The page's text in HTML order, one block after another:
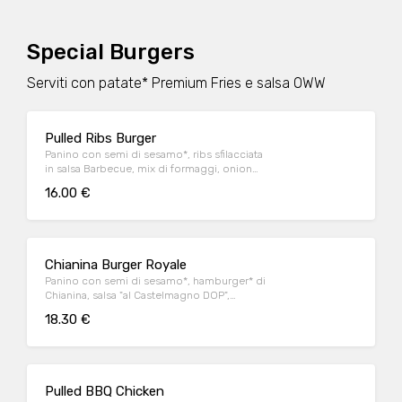
Special Burgers
Serviti con patate* Premium Fries e salsa OWW
Pulled Ribs Burger
Panino con semi di sesamo*, ribs sfilacciata
in salsa Barbecue, mix di formaggi, onion
iceberg
16.00 €
Chianina Burger Royale
Panino con semi di sesamo*, hamburger* di
Chianina, salsa "al Castelmagno DOP",
condito (con salsa alla senape) e insalata
18.30 €
Pulled BBQ Chicken